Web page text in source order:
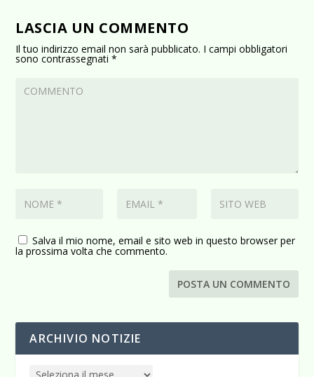
LASCIA UN COMMENTO
Il tuo indirizzo email non sarà pubblicato. I campi obbligatori
sono contrassegnati*
Salva il mio nome, email e sito web in questo browser per
la prossima volta che commento.
ARCHIVIO NOTIZIE